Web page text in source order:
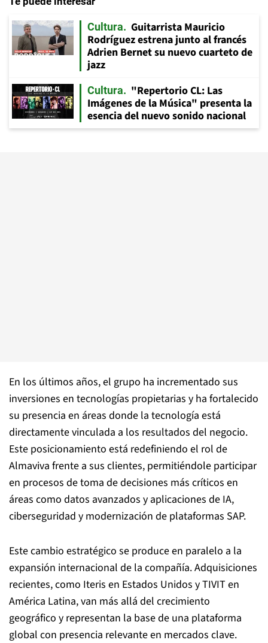
Cultura
Guitarrista Mauricio
Rodríguez estrena junto al francés
Adrien Bernet su nuevo cuarteto de
jazz
Cultura
"Repertorio CL: Las
Imágenes de la Música" presenta la
esencia del nuevo sonido nacional
En los últimos años, el grupo ha incrementado sus
inversiones en tecnologías propietarias y ha fortalecido
su presencia en áreas donde la tecnología está
directamente vinculada a los resultados del negocio.
Este posicionamiento está redefiniendo el rol de
Almaviva frente a sus clientes, permitiéndole participar
en procesos de toma de decisiones más críticos en
áreas como datos avanzados y aplicaciones de IA,
ciberseguridad y modernización de plataformas SAP.
Este cambio estratégico se produce en paralelo a la
expansión internacional de la compañía. Adquisiciones
recientes, como Iteris en Estados Unidos y TIVIT en
América Latina, van más allá del crecimiento
geográfico y representan la base de una plataforma
global con presencia relevante en mercados clave.